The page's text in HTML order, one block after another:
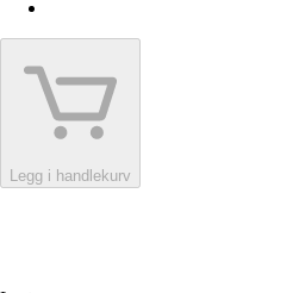
Legg i handlekurv